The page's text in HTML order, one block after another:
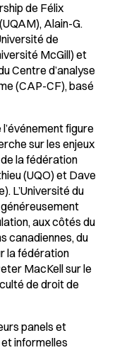
de Félix
Alain-G.
de
McGill) et
Centre d’analyse
(CAP-CF), basé
figure
sur les enjeux
la fédération
(UQO) et Dave
L’Université du
aux côtés du
canadiennes, du
la fédération
MacKell sur le
de droit de
panels et
informelles